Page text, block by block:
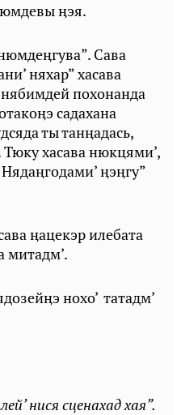
ӊэя.
Сава
няхар” хасава
похонанда
садахана
ты танӊадась,
хасава нюкцями’,
ӊэӊгу”
ӊацекэр илебата
митадм’.
нохо’ татадм’
нися сценахад хая”.